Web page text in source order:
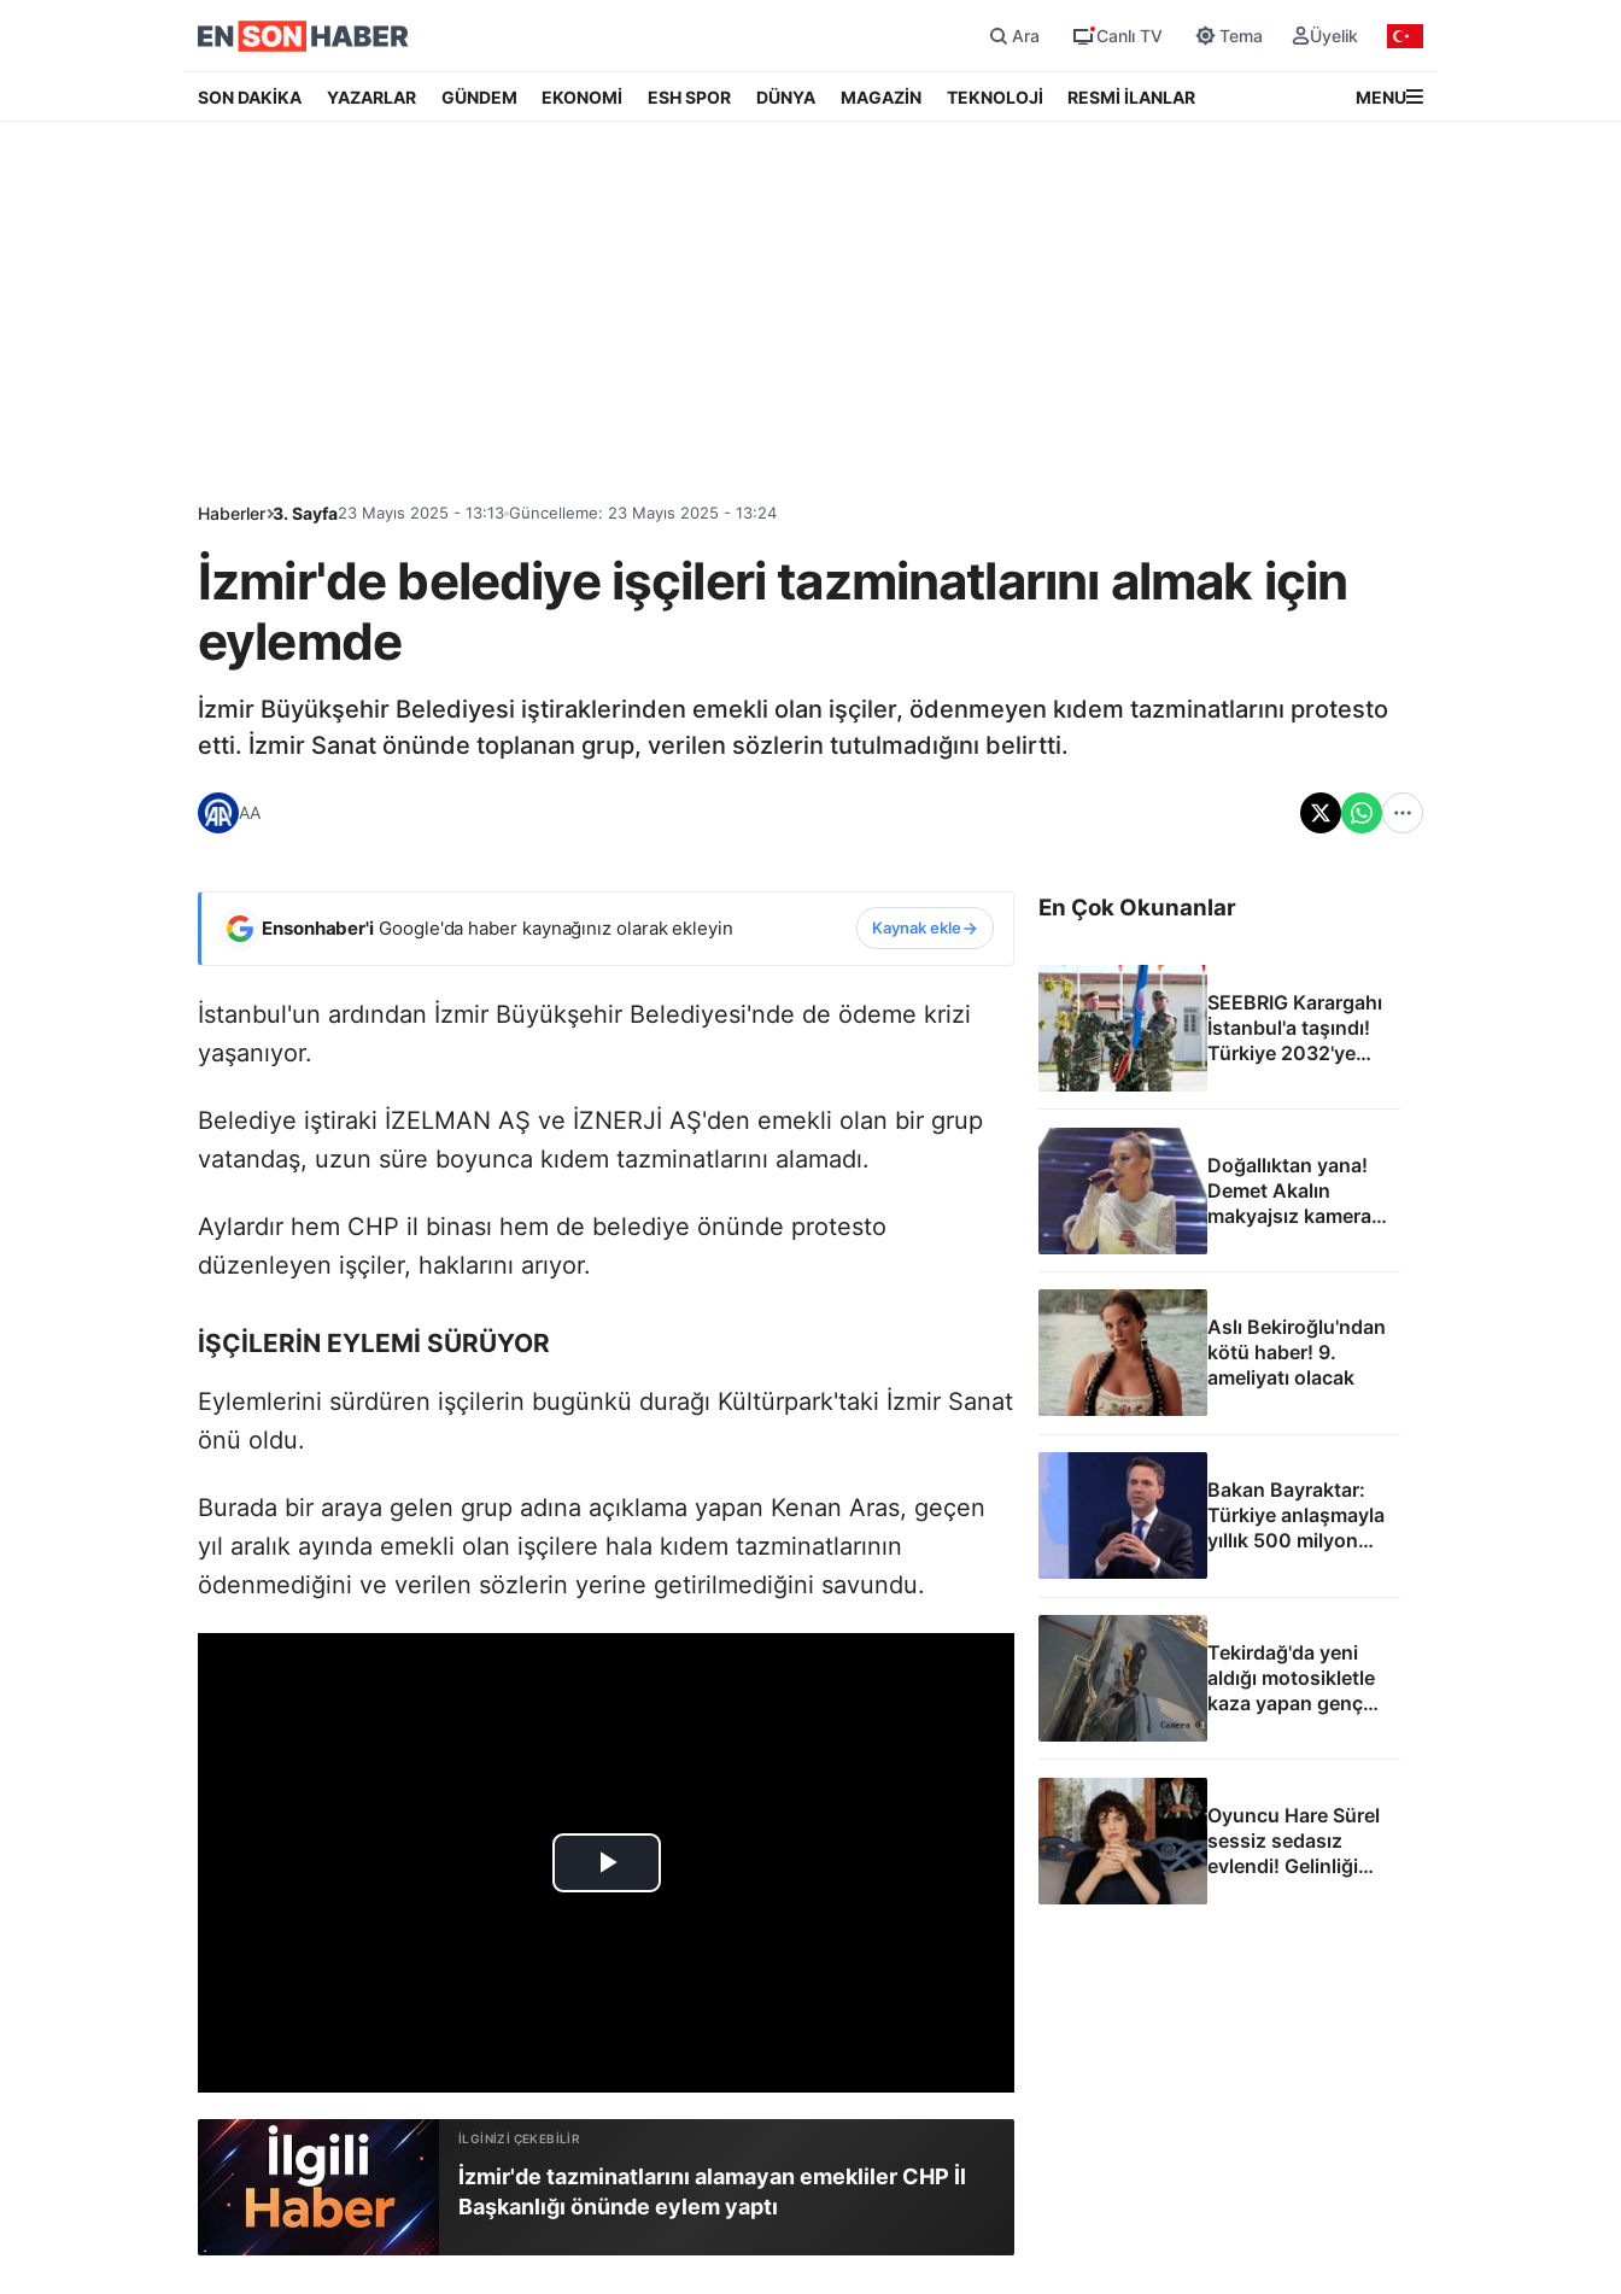
Ara Canlı TV Tema Üyelik
SON DAKİKA YAZARLAR GÜNDEM EKONOMİ ESH SPOR DÜNYA MAGAZİN TEKNOLOJİ RESMİ İLANLAR MENU
Haberler 3. Sayfa23 Mayıs 2025 - 13:13 Güncelleme: 23 Mayıs 2025 - 13:24
İzmir'de belediye işçileri tazminatlarını almak için
eylemde
İzmir Büyükşehir Belediyesi iştiraklerinden emekli olan işçiler, ödenmeyen kıdem tazminatlarını protesto
etti. İzmir Sanat önünde toplanan grup, verilen sözlerin tutulmadığını belirtti.
AA
Ensonhaber'i Google'da haber kaynağınız olarak ekleyin Kaynak ekle
İstanbul'un ardından İzmir Büyükşehir Belediyesi'nde de ödeme krizi
yaşanıyor.
Belediye iştiraki İZELMAN AŞ ve İZNERJİ AŞ'den emekli olan bir grup
vatandaş, uzun süre boyunca kıdem tazminatlarını alamadı.
Aylardır hem CHP il binası hem de belediye önünde protesto
düzenleyen işçiler, haklarını arıyor.
İŞÇİLERİN EYLEMİ SÜRÜYOR
Eylemlerini sürdüren işçilerin bugünkü durağı Kültürpark'taki İzmir Sanat
önü oldu.
Burada bir araya gelen grup adına açıklama yapan Kenan Aras, geçen
yıl aralık ayında emekli olan işçilere hala kıdem tazminatlarının
ödenmediğini ve verilen sözlerin yerine getirilmediğini savundu.
İzmir'de tazminatlarını alamayan emekliler CHP İl
Başkanlığı önünde eylem yaptı
En Çok Okunanlar
SEEBRIG Karargahı
İstanbul'a taşındı!
Türkiye 2032'ye
kadar ev sahibi
Doğallıktan yana!
Demet Akalın
makyajsız kamera
karşısına geçti
Aslı Bekiroğlu'ndan
kötü haber! 9.
ameliyatı olacak
Bakan Bayraktar:
Türkiye anlaşmayla
yıllık 500 milyon
Tekirdağ'da yeni
aldığı motosikletle
kaza yapan genç
can verdi
Oyuncu Hare Sürel
sessiz sedasız
evlendi! Gelinliği